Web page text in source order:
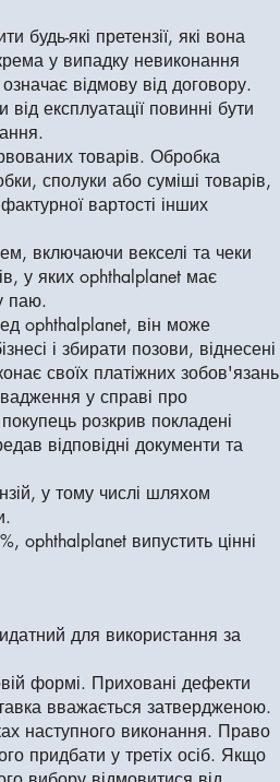
які претензії, які вона
у випадку невиконання
відмову від договору.
експлуатації повинні бути
товарів. Обробка
сполуки або суміші товарів,
вартості інших
включаючи векселі та чеки
у яких ophthalplanet має
паю.
ophthalplanet, він може
і збирати позови, віднесені
своїх платіжних зобов'язань
у справі про
розкрив покладені
відповідні документи та
у тому числі шляхом
ophthalplanet випустить цінні
для використання за
формі. Приховані дефекти
вважається затвердженою.
наступного виконання. Право
придбати у третіх осіб. Якщо